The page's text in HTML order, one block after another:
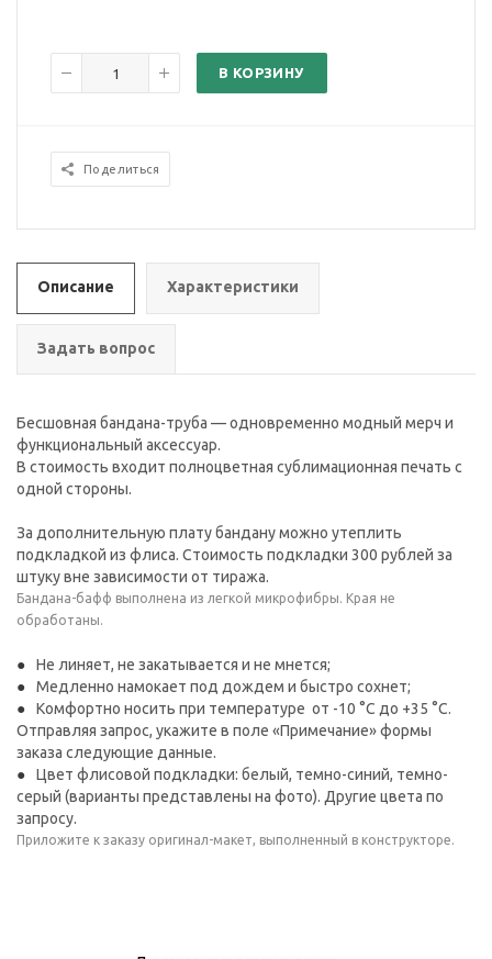
В КОРЗИНУ
Поделиться
Описание Характеристики
Задать вопрос
Бесшовная бандана-труба — одновременно модный мерч и
функциональный аксессуар.
В стоимость входит полноцветная сублимационная печать с
одной стороны.
За дополнительную плату бандану можно утеплить
подкладкой из флиса. Стоимость подкладки 300 рублей за
штуку вне зависимости от тиража.
Бандана-бафф выполнена из легкой микрофибры. Края не
обработаны.
Не линяет, не закатывается и не мнется;
Медленно намокает под дождем и быстро сохнет;
Комфортно носить при температуре от -10 °C до +35 °С.
Отправляя запрос, укажите в поле «Примечание» формы
заказа следующие данные.
Цвет флисовой подкладки: белый, темно-синий, темно-
серый (варианты представлены на фото). Другие цвета по
запросу.
Приложите к заказу оригинал-макет, выполненный в конструкторе.